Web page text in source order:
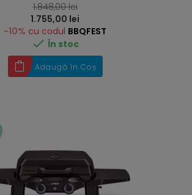
1.848,00 lei
1.755,00 lei
-10% cu codul BBQFEST
 În stoc
Adaugă în Coș